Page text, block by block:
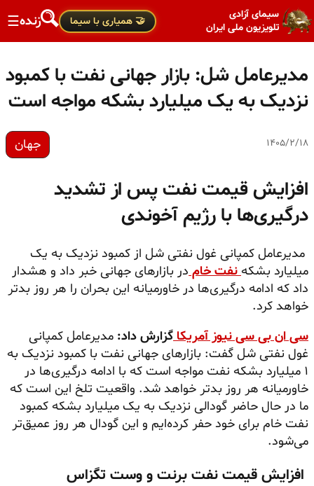
سیمای آزادی
تلویزیون ملی ایران
🤝 همیاری با سیما زنده☰
مدیرعامل شل: بازار جهانی نفت با کمبود
نزدیک به یک میلیارد بشکه مواجه است
۱۴۰۵/۲/۱۸ جهان
افزایش قیمت نفت پس از تشدید
درگیری‌ها با رژیم آخوندی
مدیرعامل کمپانی غول نفتی شل از کمبود نزدیک به یک
میلیارد بشکهنفت خامدر بازارهای جهانی خبر داد و هشدار
داد که ادامه درگیری‌ها در خاورمیانه این بحران را هر روز بدتر
خواهد کرد.
سی ان بی سی نیوز آمریکاگزارش داد: مدیرعامل کمپانی
غول نفتی شل گفت: بازارهای جهانی نفت با کمبود نزدیک به
۱ میلیارد بشکه نفت مواجه است که با ادامه درگیری‌ها در
خاورمیانه هر روز بدتر خواهد شد. واقعیت تلخ این است که
ما در حال حاضر گودالی نزدیک به یک میلیارد بشکه کمبود
نفت خام برای خود حفر کرده‌ایم و این گودال هر روز عمیق‌تر
می‌شود.
افزایش قیمت نفت برنت و وست تگزاس